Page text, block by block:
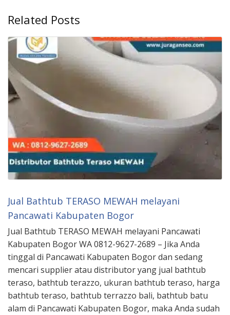
Related Posts
Jual Bathtub TERASO MEWAH melayani
Pancawati Kabupaten Bogor
Jual Bathtub TERASO MEWAH melayani Pancawati
Kabupaten Bogor WA 0812-9627-2689 – Jika Anda
tinggal di Pancawati Kabupaten Bogor dan sedang
mencari supplier atau distributor yang jual bathtub
teraso, bathtub terazzo, ukuran bathtub teraso, harga
bathtub teraso, bathtub terrazzo bali, bathtub batu
alam di Pancawati Kabupaten Bogor, maka Anda sudah